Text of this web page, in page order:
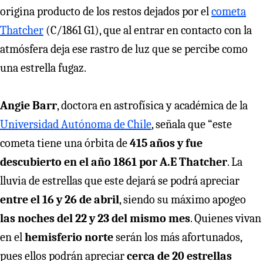
origina producto de los restos dejados por elcometa
Thatcher (C/1861 G1), que al entrar en contacto con la
atmósfera deja ese rastro de luz que se percibe como
una estrella fugaz.
Angie Barr, doctora en astrofísica y académica de la
Universidad Autónoma de Chile, señala que “este
cometa tiene una órbita de415 años y fue
descubierto en el año 1861 por A.E Thatcher. La
lluvia de estrellas que este dejará se podrá apreciar
entre el 16 y 26 de abril, siendo su máximo apogeo
las noches del 22 y 23 del mismo mes. Quienes vivan
en elhemisferio norteserán los más afortunados,
pues ellos podrán apreciarcerca de 20 estrellas